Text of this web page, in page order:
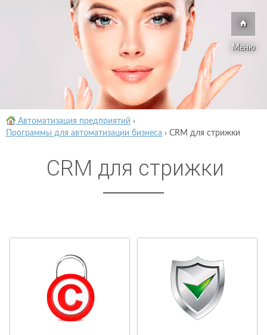
Меню
Автоматизация предприятий ›
Программы для автоматизации бизнеса › CRM для стрижки
CRM для стрижки